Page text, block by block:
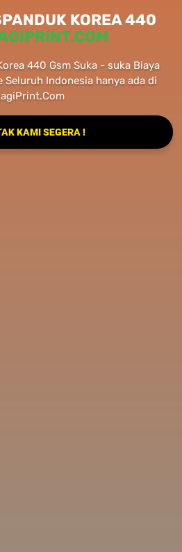
KOREA 440
440 Gsm Suka - suka Biaya
Seluruh Indonesia hanya ada di
KAMI SEGERA !